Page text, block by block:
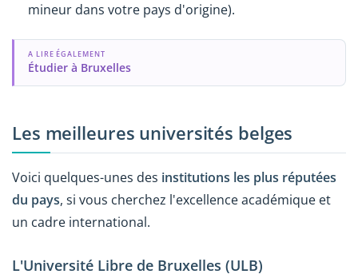
mineur dans votre pays d'origine).
A LIRE ÉGALEMENT
Étudier à Bruxelles
Les meilleures universités belges
Voici quelques-unes des institutions les plus réputées
du pays, si vous cherchez l'excellence académique et
un cadre international.
L'Université Libre de Bruxelles (ULB)